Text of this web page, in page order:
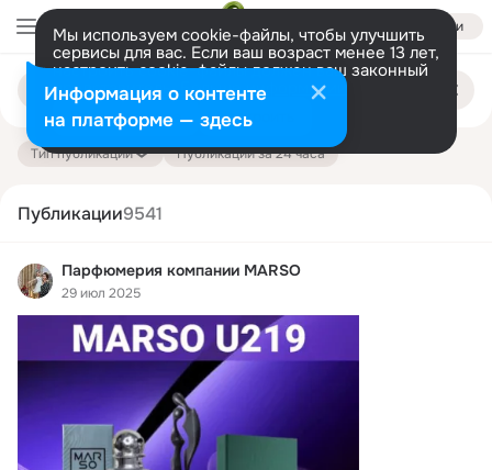
Войти
Мы используем cookie-файлы, чтобы улучшить
сервисы для вас. Если ваш возраст менее 13 лет,
настроить cookie-файлы должен ваш законный
представитель. Больше информации
Разрешить все Настроить
Поиск
публикациям
Тип публикации Публикации за 24 часа
Публикации9541
Парфюмерия компании MARSO
29 июл 2025
Информация о контенте
на платформе — здесь